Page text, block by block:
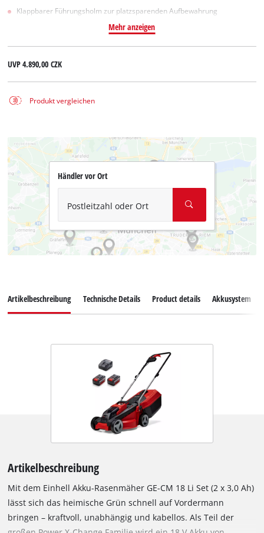
Klappbarer Führungsholm zur platzsparenden Aufbewahrung
Mehr anzeigen
UVP4.890,00 CZK
Produkt vergleichen
Händler vor Ort
Postleitzahl oder Ort
Artikelbeschreibung Technische Details Product details Akkusystem
Artikelbeschreibung
Mit dem Einhell Akku-Rasenmäher GE-CM 18 Li Set (2 x 3,0 Ah)
lässt sich das heimische Grün schnell auf Vordermann
bringen – kraftvoll, unabhängig und kabellos. Als Teil der